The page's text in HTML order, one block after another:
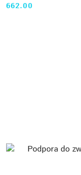
Cena:
662.00